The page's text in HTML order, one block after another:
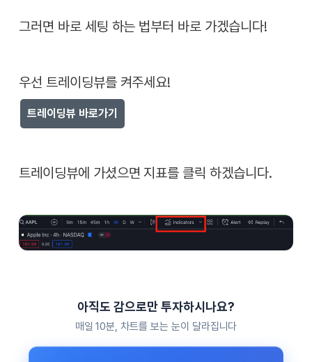
그러면 바로 세팅 하는 법부터 바로 가겠습니다!
우선 트레이딩뷰를 켜주세요!
트레이딩뷰 바로가기
트레이딩뷰에 가셨으면 지표를 클릭 하겠습니다.
아직도 감으로만 투자하시나요?
매일 10분, 차트를 보는 눈이 달라집니다